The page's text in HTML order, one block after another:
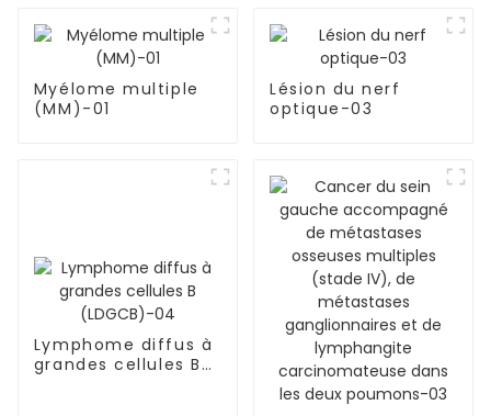
Myélome multiple
(MM)-01
Lésion du nerf
optique-03
Lymphome diffus à
grandes cellules B